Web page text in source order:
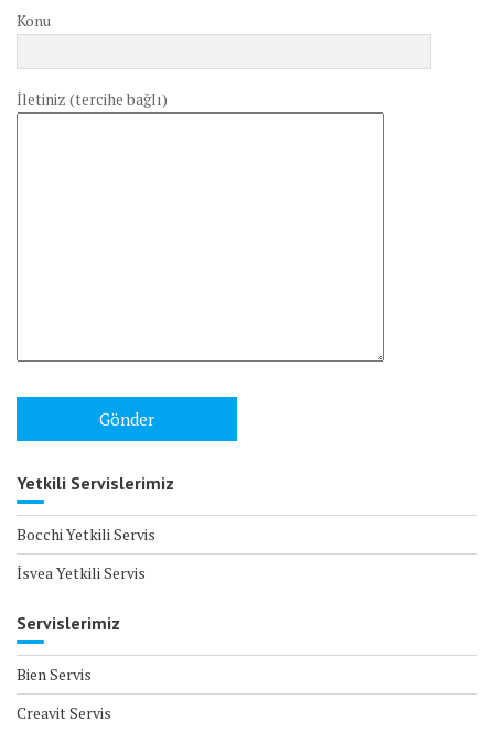
Konu
İletiniz (tercihe bağlı)
Yetkili Servislerimiz
Bocchi Yetkili Servis
İsvea Yetkili Servis
Servislerimiz
Bien Servis
Creavit Servis